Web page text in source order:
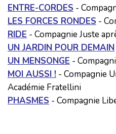
ENTRE-CORDES -
LES FORCES RONDES -
RIDE - Compagnie Juste
UN JARDIN POUR DEMAIN
UN MENSONGE -
MOI AUSSI ! - Compagnie
Académie Fratellini
PHASMES - Compagnie